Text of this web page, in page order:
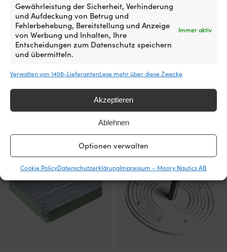
Gewährleistung der Sicherheit, Verhinderung
und Aufdeckung von Betrug und
Fehlerbehebung, Bereitstellung und Anzeige
von Werbung und Inhalten, Ihre
Entscheidungen zum Datenschutz speichern
und übermitteln.
Immer aktiv
Verwalten von 1408-LieferantenLese mehr über diese Zwecke
Akzeptieren
Ablehnen
Optionen verwalten
Cookie PolicyDatenschutzerklärungImpressum – Moory Nautics AB
Motorraumisolierung Isoflock,
mit Folie, 1000 x 500 x 40 mm
36,70€
VERFÜGBAR BEI
Motorraumisolierung Isoboat,
mit Folie, 1000 x 600 x 32 mm
99,99€
MwSt. inkl.
NACHBESTELLUNG